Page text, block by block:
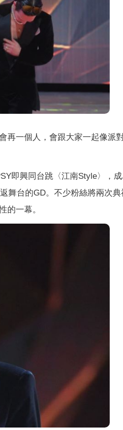
再一個人，會跟大家一起像派
即興同台跳〈江南Style〉，
舞台的GD。不少粉絲將兩次典
的一幕。